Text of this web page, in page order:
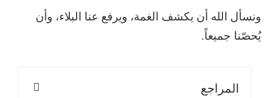
ونسأل الله أن يكشف الغمة، ويرفع عنا البلاء، وأن
يُحصّنا جميعاً.
المراجع